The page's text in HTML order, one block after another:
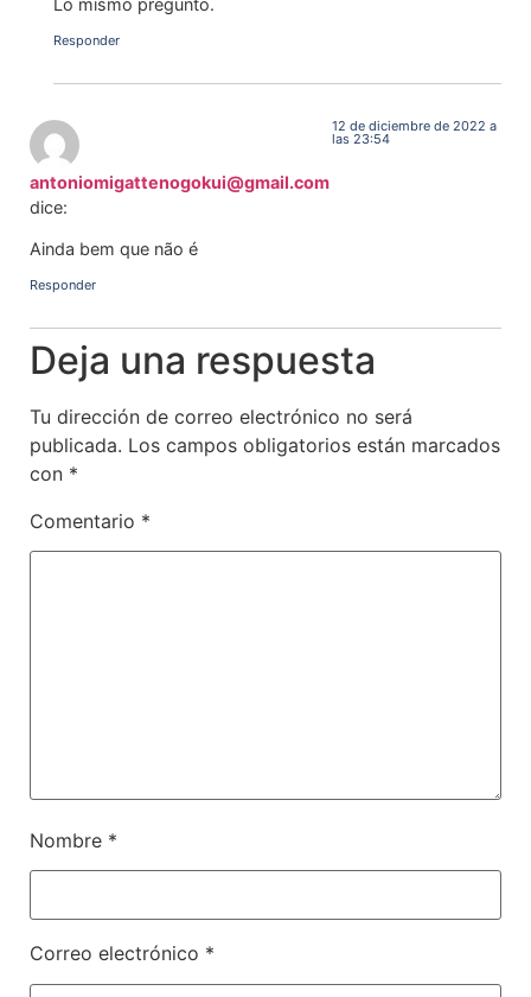
Lo mismo pregunto.
Responder
antoniomigattenogokui@gmail.com
dice:
12 de diciembre de 2022 a
las 23:54
Ainda bem que não é
Responder
Deja una respuesta
Tu dirección de correo electrónico no será
publicada. Los campos obligatorios están marcados
con *
Comentario *
Nombre *
Correo electrónico *